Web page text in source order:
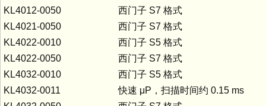
KL4012-0050
西门子 S7 格式
KL4021-0050
西门子 S7 格式
KL4022-0010
西门子 S5 格式
KL4022-0050
西门子 S7 格式
KL4032-0010
西门子 S5 格式
KL4032-0011
快速 μP，扫描时间约 0.15 ms